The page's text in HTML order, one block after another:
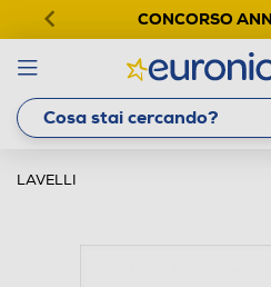
CONCORSO
LAVELLI